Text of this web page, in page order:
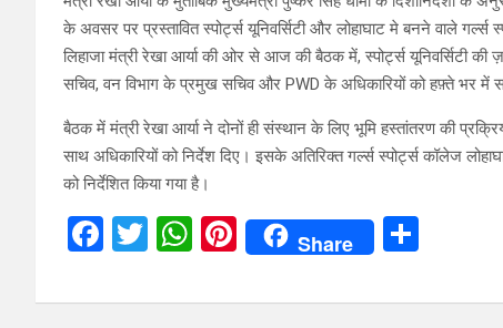
के अवसर पर प्रस्तावित स्पोर्ट्स यूनिवर्सिटी और लोहाघाट मे बनने वाले गर्ल्स
लिहाजा मंत्री रेखा आर्या की ओर से आज की बैठक में, स्पोर्ट्स यूनिवर्सिटी
सचिव, वन विभाग के प्रमुख सचिव और PWD के अधिकारियों को हफ़्ते भर में
बैठक में मंत्री रेखा आर्या ने दोनों ही संस्थान के लिए भूमि हस्तांतरण की
साथ अधिकारियों को निर्देश दिए। इसके अतिरिक्त गर्ल्स स्पोर्ट्स कॉलेज
को निर्देशित किया गया है।
F
ce
T
tt
W
at
Pi
nt
er
Share
ar